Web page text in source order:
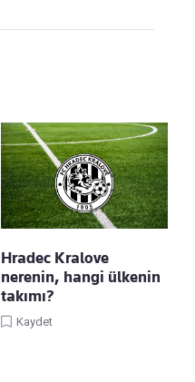
Hradec Kralove
nerenin, hangi ülkenin
takımı?
Kaydet